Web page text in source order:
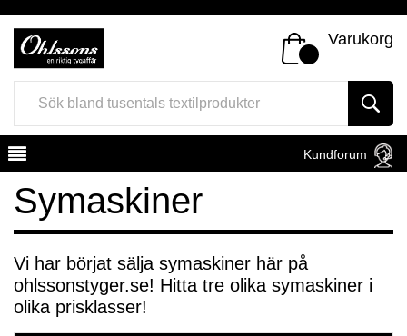
Varukorg
Kundforum
Register Sign In
Symaskiner
Vi har börjat sälja symaskiner här på
ohlssonstyger.se! Hitta tre olika symaskiner i
olika prisklasser!